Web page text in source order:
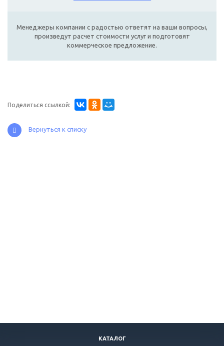
Менеджеры компании с радостью ответят на ваши вопросы,
произведут расчет стоимости услуг и подготовят
коммерческое предложение.
Поделиться ссылкой:
Вернуться к списку
КАТАЛОГ